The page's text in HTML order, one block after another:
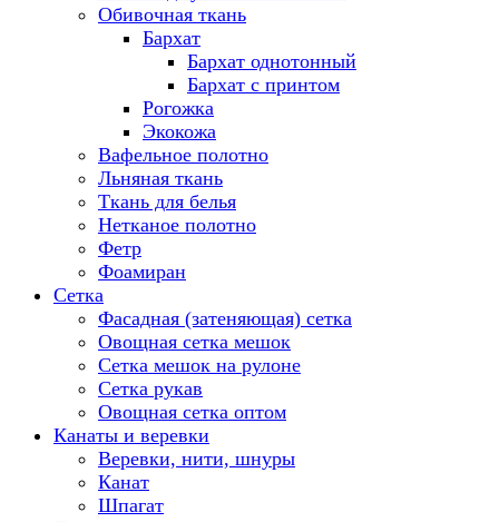
Обивочная ткань
Бархат
Бархат однотонный
Бархат с принтом
Рогожка
Экокожа
Вафельное полотно
Льняная ткань
Ткань для белья
Нетканое полотно
Фетр
Фоамиран
Сетка
Фасадная (затеняющая) сетка
Овощная сетка мешок
Сетка мешок на рулоне
Сетка рукав
Овощная сетка оптом
Канаты и веревки
Веревки, нити, шнуры
Канат
Шпагат